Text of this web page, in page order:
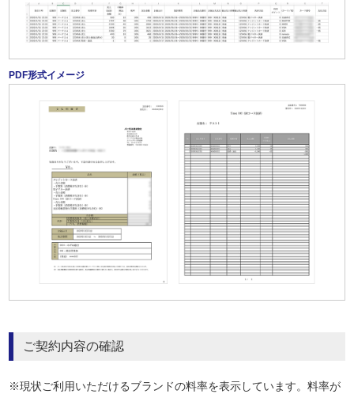
PDF形式イメージ
ご契約内容の確認
※現状ご利用いただけるブランドの料率を表示しています。料率が